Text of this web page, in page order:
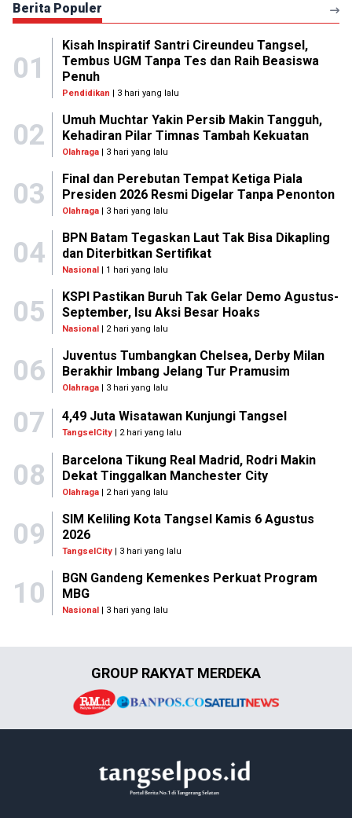
Berita Populer
01
Kisah Inspiratif Santri Cireundeu Tangsel,
Tembus UGM Tanpa Tes dan Raih Beasiswa
Penuh
Pendidikan | 3 hari yang lalu
02
Umuh Muchtar Yakin Persib Makin Tangguh,
Kehadiran Pilar Timnas Tambah Kekuatan
Olahraga| 3 hari yang lalu
03
Final dan Perebutan Tempat Ketiga Piala
Presiden 2026 Resmi Digelar Tanpa Penonton
Olahraga| 3 hari yang lalu
04
BPN Batam Tegaskan Laut Tak Bisa Dikapling
dan Diterbitkan Sertifikat
Nasional| 1 hari yang lalu
05
KSPI Pastikan Buruh Tak Gelar Demo Agustus-
September, Isu Aksi Besar Hoaks
Nasional| 2 hari yang lalu
06
Juventus Tumbangkan Chelsea, Derby Milan
Berakhir Imbang Jelang Tur Pramusim
Olahraga| 3 hari yang lalu
07 4,49 Juta Wisatawan Kunjungi Tangsel
TangselCity | 2 hari yang lalu
08
Barcelona Tikung Real Madrid, Rodri Makin
Dekat Tinggalkan Manchester City
Olahraga| 2 hari yang lalu
09
SIM Keliling Kota Tangsel Kamis 6 Agustus
2026
TangselCity| 3 hari yang lalu
10
BGN Gandeng Kemenkes Perkuat Program
MBG
Nasional| 3 hari yang lalu
GROUP RAKYAT MERDEKA